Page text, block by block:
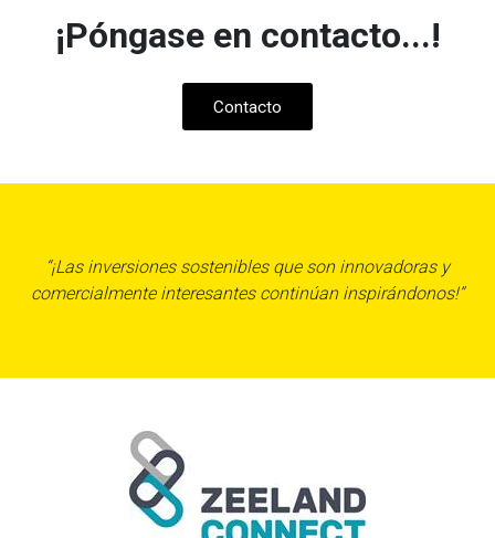
¡Póngase en contacto...!
Contacto
“¡Las inversiones sostenibles que son innovadoras y
comercialmente interesantes continúan inspirándonos!”